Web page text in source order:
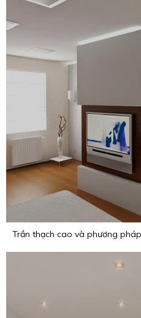
Trần thạch cao và phương